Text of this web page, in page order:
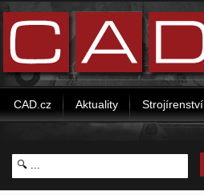
CAD.cz Aktuality Strojírenství